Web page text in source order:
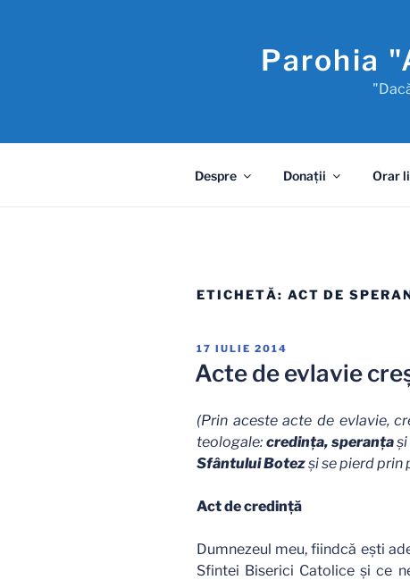
Parohia
Despre Donaţii Orar
ETICHETĂ: ACT DE
PUBLICAT
PE
17 IULIE 2014
Acte de evlavie
(Prin aceste acte de evlavie,
teologale: credinţa, speranţa
Sfântului Botezşi se pierd prin
Act de credinţă
Dumnezeul meu, fiindcă eşti
Sfintei Biserici Catolice şi ce